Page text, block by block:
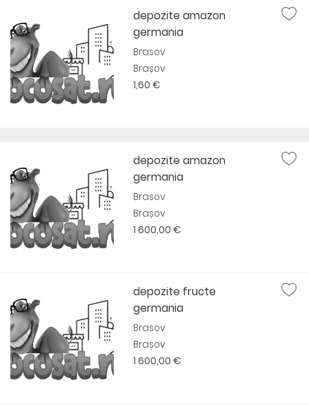
depozite amazon
germania
Brasov
Brașov
1,60 €
depozite amazon
germania
Brasov
Brașov
1 600,00 €
depozite fructe
germania
Brasov
Brașov
1 600,00 €